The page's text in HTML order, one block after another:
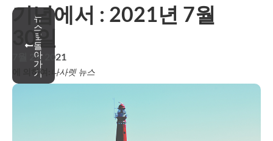
뉴
스
로
돌
아
가
기
기념에서 : 2021년 7월
30일
7월 29, 2021
에 의하여: 나사렛 뉴스